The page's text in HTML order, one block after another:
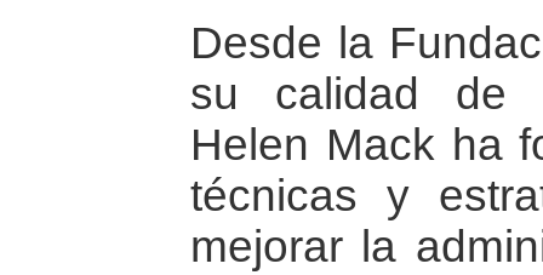
Desde la
su calidad de
Helen Mack ha
técnicas y
mejorar la